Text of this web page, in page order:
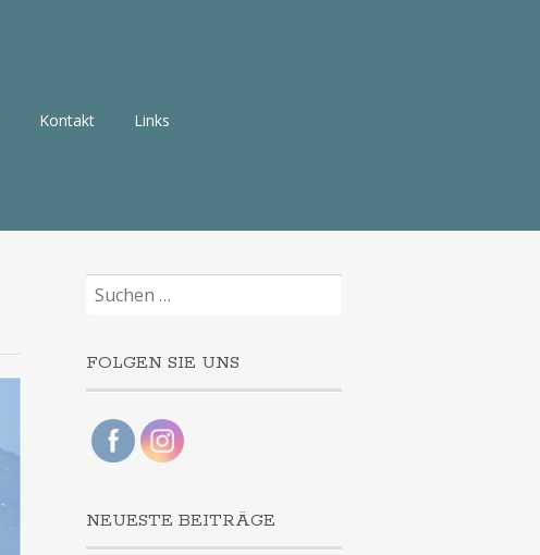
Kontakt Links
Suchen
nach:
FOLGEN SIE UNS
NEUESTE BEITRÄGE